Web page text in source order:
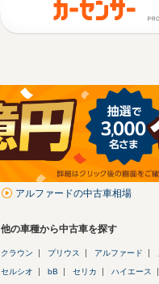
アルファードの中古車相場
他の車種から中古車を探す
クラウン プリウス アルファード
セルシオ bB セリカ ハイエース